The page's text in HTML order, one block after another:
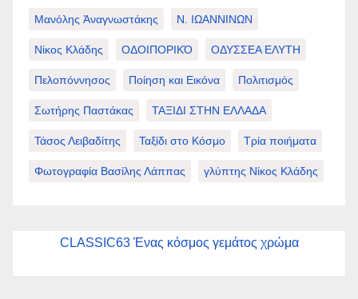
Μανόλης Ἀναγνωστάκης Ν. ΙΩΑΝΝΙΝΩΝ
Νίκος Κλάδης ΟΔΟΙΠΟΡΙΚΌ ΟΔΥΣΣΕΑ ΕΛΥΤΗ
Πελοπόννησος Ποίηση και Εικόνα Πολιτισμός
Σωτήρης Παστάκας ΤΑΞΙΔΙ ΣΤΗΝ ΕΛΛΑΔΑ
Τάσος Λειβαδίτης Ταξίδι στο Κόσμο Τρία ποιήματα
Φωτογραφία Βασίλης Λάππας γλύπτης Νίκος Κλάδης
CLASSIC63 Ένας κόσμος γεμάτος χρώμα